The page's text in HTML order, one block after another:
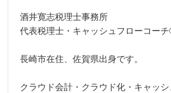
酒井寛志税理士事務所
代表税理士・キャッシュフローコー
長崎市在住、佐賀県出身です。
クラウド会計・クラウド化・キャッ